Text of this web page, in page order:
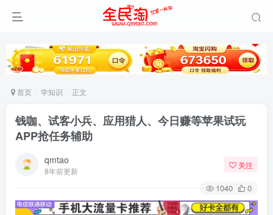
首页 学知识 正文
钱咖、试客小兵、应用猎人、今日赚等苹果试玩
APP抢任务辅助
qmtao
8年前更新
关注
1040 0